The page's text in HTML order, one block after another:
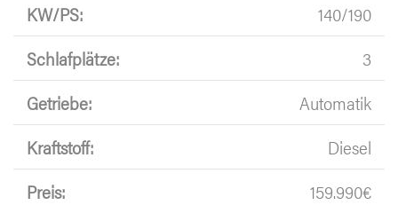
KW/PS:
140/190
Schlafplätze:
3
Getriebe:
Automatik
Kraftstoff:
Diesel
Preis:
159.990€